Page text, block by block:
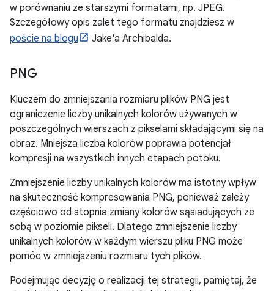
w porównaniu ze starszymi formatami, np. JPEG.
Szczegółowy opis zalet tego formatu znajdziesz w
poście na blogu
Jake'a Archibalda.
PNG
Kluczem do zmniejszania rozmiaru plików PNG jest
ograniczenie liczby unikalnych kolorów używanych w
poszczególnych wierszach z pikselami składającymi się na
obraz. Mniejsza liczba kolorów poprawia potencjał
kompresji na wszystkich innych etapach potoku.
Zmniejszenie liczby unikalnych kolorów ma istotny wpływ
na skuteczność kompresowania PNG, ponieważ zależy
częściowo od stopnia zmiany kolorów sąsiadujących ze
sobą w poziomie pikseli. Dlatego zmniejszenie liczby
unikalnych kolorów w każdym wierszu pliku PNG może
pomóc w zmniejszeniu rozmiaru tych plików.
Podejmując decyzję o realizacji tej strategii, pamiętaj, że